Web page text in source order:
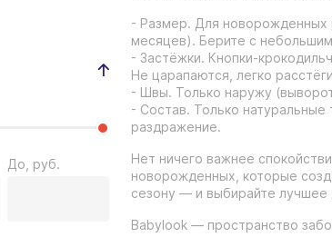
До, руб.
- Размер. Для
месяцев). Берите с
- Застёжки. Кнопки-
Не царапаются, легко
- Швы. Только наружу
- Состав. Только
раздражение.
Нет ничего важнее
новорожденных, которые
сезону — и выбирайте лучшее
Babylook — пространство